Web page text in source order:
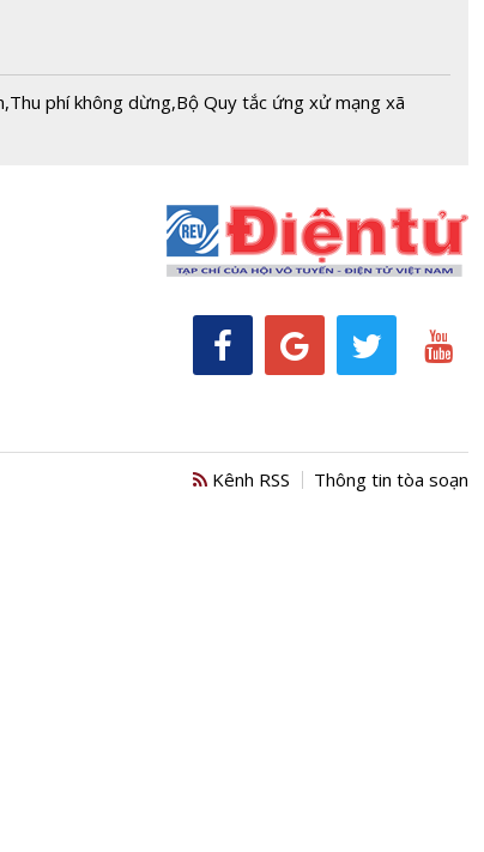
,Thu phí không dừng,Bộ Quy tắc ứng xử mạng xã
Kênh RSS Thông tin tòa soạn